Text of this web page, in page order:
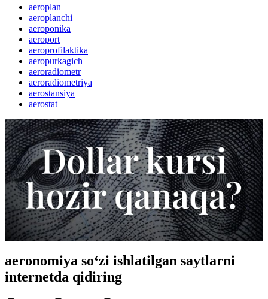
aeroplan
aeroplanchi
aeroponika
aeroport
aeroprofilaktika
aeropurkagich
aeroradiometr
aeroradiometriya
aerostansiya
aerostat
aeronomiya so‘zi ishlatilgan saytlarni
internetda qidiring